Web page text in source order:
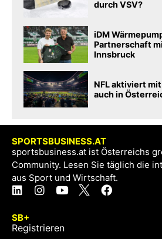
durch VSV?
iDM
Partnerschaft
Innsbruck
NFL aktiviert
auch in
SPORTSBUSINESS.AT
sportsbusiness.at ist Österreichs
Community. Lesen Sie täglich die
aus Sport und Wirtschaft.
SB+
Registrieren